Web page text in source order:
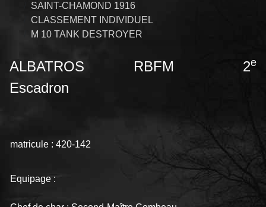
SAINT-CHAMOND 1916
CLASSEMENT INDIVIDUEL
M 10 TANK DESTROYER
ALBATROS RBFM 2e
Escadron
matricule : 420-142
Equipage :